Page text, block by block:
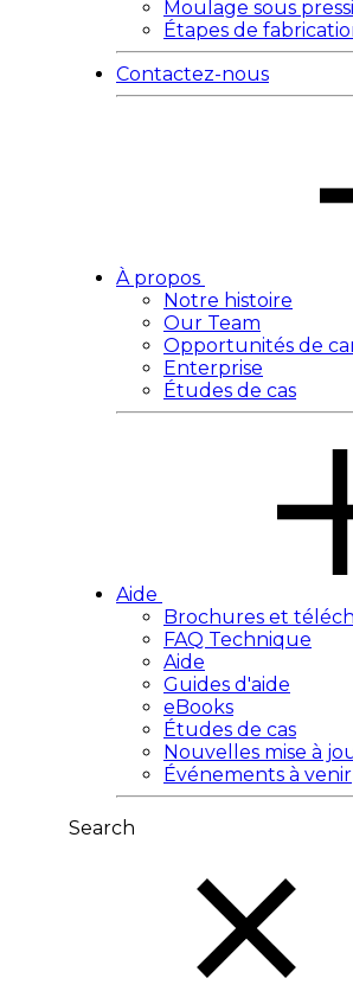
Moulage sous
Étapes de
Contactez-nous
À propos
Notre histoire
Our Team
Opportunités de
Enterprise
Études de cas
Aide
Brochures et
FAQ Technique
Aide
Guides d'aide
eBooks
Études de cas
Nouvelles mise à
Événements à venir
Search